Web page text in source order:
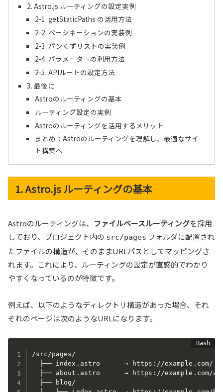
2. Astro.js ルーティングの設定実例
2-1. getStaticPaths の活用方法
2-2. ページネーションの実装例
2-3. パンくずリストの実装例
2-4. パラメーターの利用方法
2-5. APIルートの設定方法
3. 最後に
Astroのルーティングの基本
ルーティング設定の実例
Astroのルーティングを活用するメリット
まとめ：Astroのルーティングを理解し、最適なサイ
ト構築へ
1. Astro.js ルーティングの基本
Astroのルーティングは、 ファイルベースルーティングを採用
しており、プロジェクト内の src/pages フォルダに配置され
たファイルの構造が、そのままURLパスとしてマッピングさ
れます。これにより、ルーティングの設定が直感的でわかり
やすくなっているのが特徴です。
例えば、以下のようなディレクトリ構造があった場合、それ
ぞれのページは次のようなURLになります。
/src/pages/
  ├── index.astro      → https://example.com/
├── about.astro      → https://example.com/
  ├── blog/